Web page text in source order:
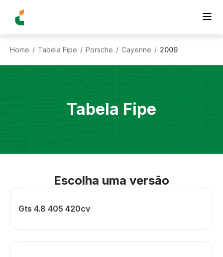
Home / Tabela Fipe / Porsche / Cayenne / 2009
Tabela Fipe
Escolha uma versão
Gts 4.8 405 420cv